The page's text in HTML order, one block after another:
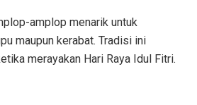
amplop menarik untuk
maupun kerabat. Tradisi ini
merayakan Hari Raya Idul Fitri.